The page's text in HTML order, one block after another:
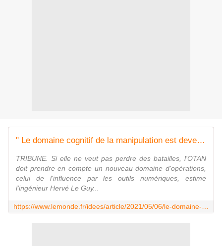
" Le domaine cognitif de la manipulation est devenu un terrain de conflit "
TRIBUNE. Si elle ne veut pas perdre des batailles, l'OTAN
doit prendre en compte un nouveau domaine d'opérations,
celui de l'influence par les outils numériques, estime
l'ingénieur Hervé Le Guy...